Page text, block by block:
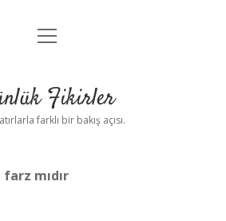
Anasayfa
Yasal Uyarı
menüyü
Fikirler
farklı bir bakış açısı.
mıdır